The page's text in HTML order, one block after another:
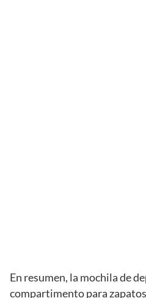
En resumen, la mochila de
compartimento para